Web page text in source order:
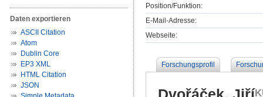
Daten exportieren
ASCII Citation
Atom
Dublin Core
EP3 XML
HTML Citation
JSON
Position/Funktion:
E-Mail-Adresse:
Webseite:
Forschungsprofil